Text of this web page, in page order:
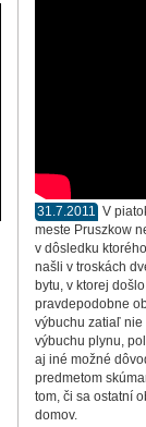
31.7.2011 V
meste Pruszkow
v dôsledku
našli v troskách
bytu, v ktorej
pravdepodobne
výbuchu zatiaľ
výbuchu plynu,
aj iné možné
predmetom
tom, či sa ostatní
domov.